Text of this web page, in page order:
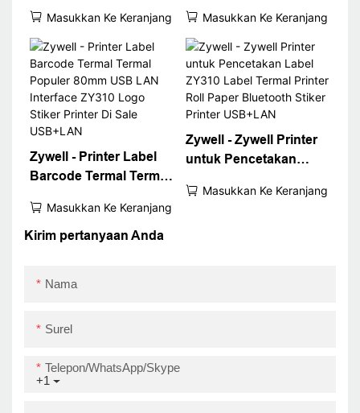
Adapter Built -in Tinta
Sticker Label Printer
USB
Masukkan Ke Keranjang
tinggi untuk OS
Android Win XP/7/8/10
ZY310 Printer
USB+WiFi
Masukkan Ke Keranjang
Zywell - Printer Label
Barcode Termal Termal
LAN Interface ZY310
Logo Stiker Printer Di
Masukkan Ke Keranjang
Zywell - Zywell Printer
untuk Pencetakan
Termal Printer Roll
Masukkan Ke Keranjang
Kirim pertanyaan Anda
Nama
Surel
+1
Telepon/WhatsApp/Skype